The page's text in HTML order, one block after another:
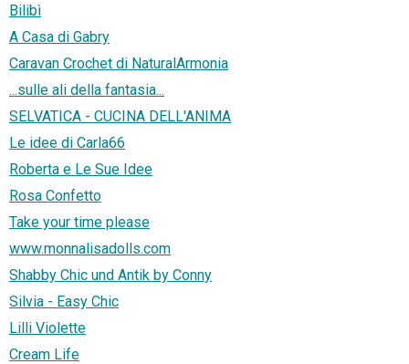
Bilibì
A Casa di Gabry
Caravan Crochet di NaturalArmonia
...sulle ali della fantasia...
SELVATICA - CUCINA DELL'ANIMA
Le idee di Carla66
Roberta e Le Sue Idee
Rosa Confetto
Take your time please
www.monnalisadolls.com
Shabby Chic und Antik by Conny
Silvia - Easy Chic
Lilli Violette
Cream Life